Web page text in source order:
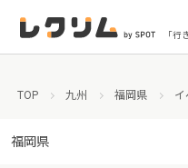
「行
TOP 九州 福岡県 イ
福岡県